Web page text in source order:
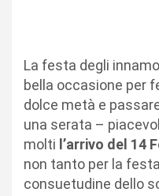
La festa degli
bella occasione per
dolce metà e
una serata –
molti l’arrivo del 14
non tanto per la
consuetudine dello